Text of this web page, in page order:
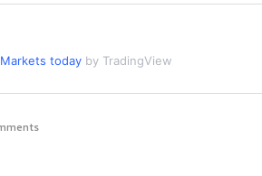
Markets today by TradingView